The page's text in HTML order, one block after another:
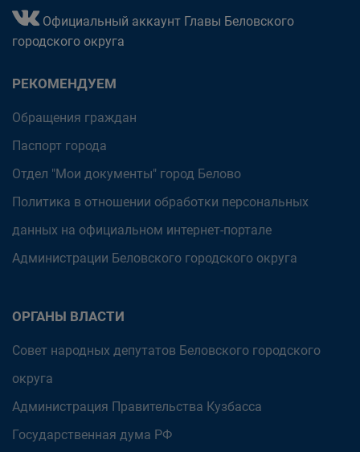
Официальный аккаунт Главы Беловского
городского округа
РЕКОМЕНДУЕМ
Обращения граждан
Паспорт города
Отдел "Мои документы" город Белово
Политика в отношении обработки персональных
данных на официальном интернет-портале
Администрации Беловского городского округа
ОРГАНЫ ВЛАСТИ
Совет народных депутатов Беловского городского
округа
Администрация Правительства Кузбасса
Государственная дума РФ